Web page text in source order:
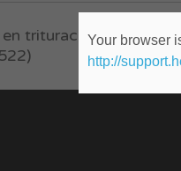
en trituracion yYour browser
http://